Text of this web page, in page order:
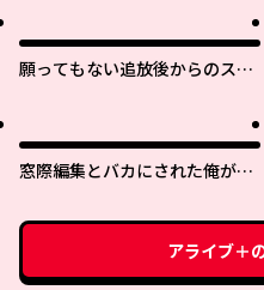
願ってもない追放後からのスロ
り行きで美少女ギャルの師匠に
なったらなぜかめちゃくちゃ懐
かれた〜
窓際編集とバカにされた俺が、
た
アライブ＋